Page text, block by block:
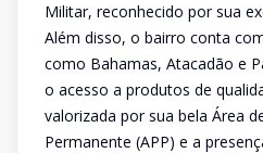
Militar, reconhecido por sua
Além disso, o bairro conta
como Bahamas, Atacadão e
o acesso a produtos de
valorizada por sua bela Área
Permanente (APP) e a